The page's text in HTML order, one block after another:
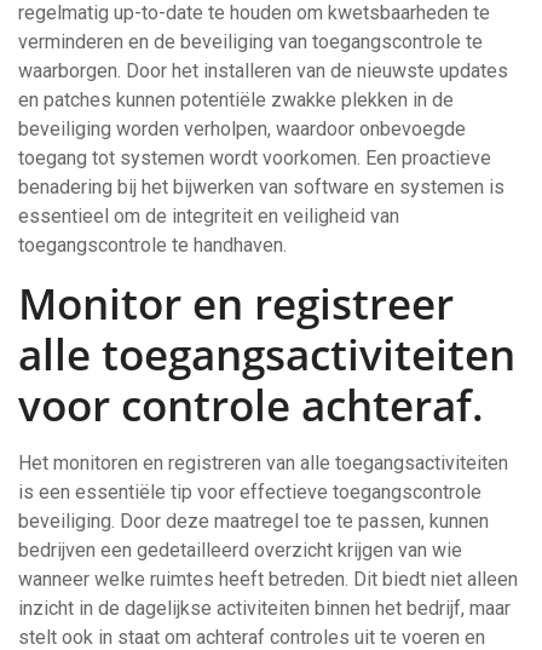
regelmatig up-to-date te houden om kwetsbaarheden te
verminderen en de beveiliging van toegangscontrole te
waarborgen. Door het installeren van de nieuwste updates
en patches kunnen potentiële zwakke plekken in de
beveiliging worden verholpen, waardoor onbevoegde
toegang tot systemen wordt voorkomen. Een proactieve
benadering bij het bijwerken van software en systemen is
essentieel om de integriteit en veiligheid van
toegangscontrole te handhaven.
Monitor en registreer
alle toegangsactiviteiten
voor controle achteraf.
Het monitoren en registreren van alle toegangsactiviteiten
is een essentiële tip voor effectieve toegangscontrole
beveiliging. Door deze maatregel toe te passen, kunnen
bedrijven een gedetailleerd overzicht krijgen van wie
wanneer welke ruimtes heeft betreden. Dit biedt niet alleen
inzicht in de dagelijkse activiteiten binnen het bedrijf, maar
stelt ook in staat om achteraf controles uit te voeren en